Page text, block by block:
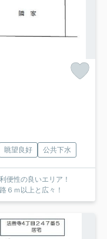
眺望良好 公共下水
便性の良いエリア！
６ｍ以上と広々！